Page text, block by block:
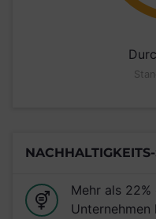
Mehr als
Unternehmen